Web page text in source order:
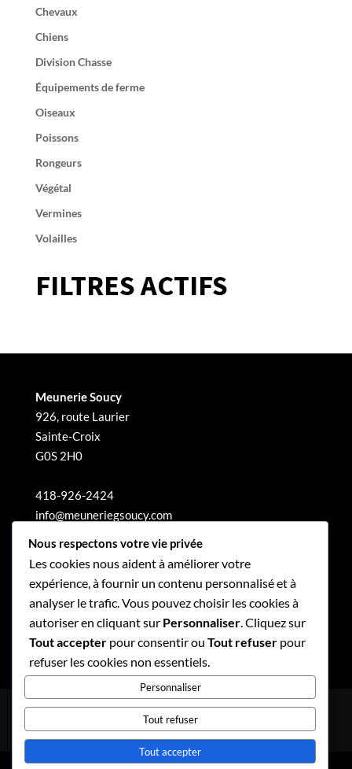
Chevaux
Chiens
Division Chasse
Équipements de ferme
Oiseaux
Poissons
Rongeurs
Végétal
Vermines
Volailles
FILTRES ACTIFS
Meunerie Soucy
926, route Laurier
Sainte-Croix
G0S 2H0
418-926-2424
info@meuneriegsoucy.com
Politique de confidentialité
Politique de gouvernance
Nous respectons votre vie privée
Les cookies nous aident à améliorer votre
expérience, à fournir un contenu personnalisé et à
analyser le trafic. Vous pouvez choisir les cookies à
autoriser en cliquant sur Personnaliser . Cliquez sur
Tout accepter pour consentir ou Tout refuser pour
refuser les cookies non essentiels.
Personnaliser
Tout refuser
Tout accepter